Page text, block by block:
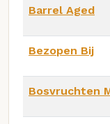
Barrel Aged
Bezopen Bij
Bosvruchten